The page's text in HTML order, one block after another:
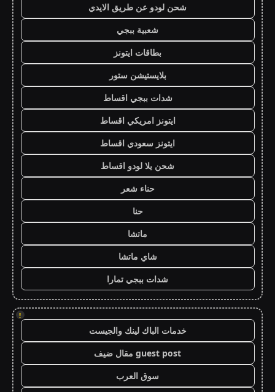
شحن لودو عن طريق الايدي
شعبية ببجي
بطاقات ايتونز
بلايستيشن ستور
شدات ببجي اقساط
ايتونز امريكي اقساط
ايتونز سعودي اقساط
شحن يلا لودو اقساط
حناء شعر
حنا
ماتشا
شاي ماتشا
شدات ببجي تمارا
!
خدمات الباك لينك والجيست
guest post مقال ضيف
سوق العرب